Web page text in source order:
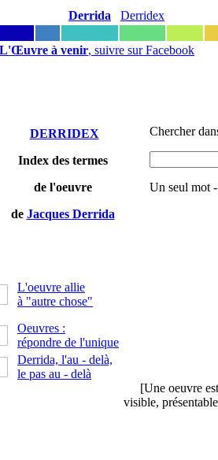
Derrida Derridex
à venir, suivre sur Facebook
DERRIDEX
Index des termes
de l'oeuvre
de Jacques Derrida
Chercher
Un seul mot
L'oeuvre allie
à "autre chose"
Oeuvres :
répondre de l'unique
Derrida, l'au - delà,
le pas au - delà
[Une oeuvre
visible,